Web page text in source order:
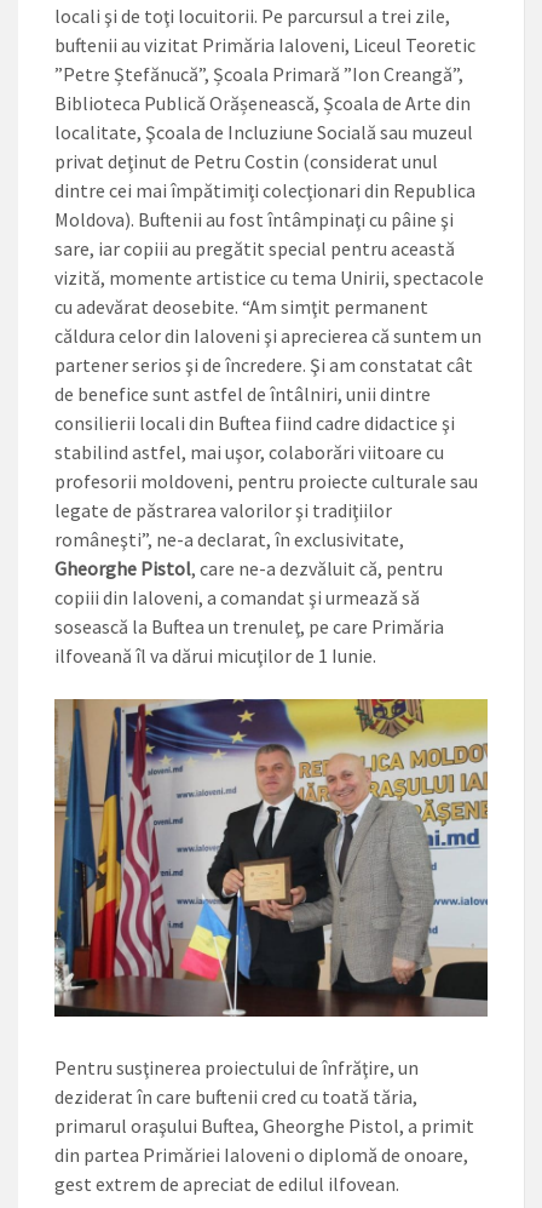
locali şi de toţi locuitorii. Pe parcursul a trei zile,
buftenii au vizitat Primăria Ialoveni, Liceul Teoretic
”Petre Ștefănucă”, Școala Primară ”Ion Creangă”,
Biblioteca Publică Orășenească, Școala de Arte din
localitate, Şcoala de Incluziune Socială sau muzeul
privat deţinut de Petru Costin (considerat unul
dintre cei mai împătimiţi colecţionari din Republica
Moldova). Buftenii au fost întâmpinaţi cu pâine şi
sare, iar copiii au pregătit special pentru această
vizită, momente artistice cu tema Unirii, spectacole
cu adevărat deosebite. “Am simţit permanent
căldura celor din Ialoveni şi aprecierea că suntem un
partener serios şi de încredere. Şi am constatat cât
de benefice sunt astfel de întâlniri, unii dintre
consilierii locali din Buftea fiind cadre didactice şi
stabilind astfel, mai uşor, colaborări viitoare cu
profesorii moldoveni, pentru proiecte culturale sau
legate de păstrarea valorilor şi tradiţiilor
româneşti”, ne-a declarat, în exclusivitate,
Gheorghe Pistol, care ne-a dezvăluit că, pentru
copiii din Ialoveni, a comandat şi urmează să
sosească la Buftea un trenuleţ, pe care Primăria
ilfoveană îl va dărui micuţilor de 1 Iunie.
Pentru susţinerea proiectului de înfrăţire, un
deziderat în care buftenii cred cu toată tăria,
primarul oraşului Buftea, Gheorghe Pistol, a primit
din partea Primăriei Ialoveni o diplomă de onoare,
gest extrem de apreciat de edilul ilfovean.